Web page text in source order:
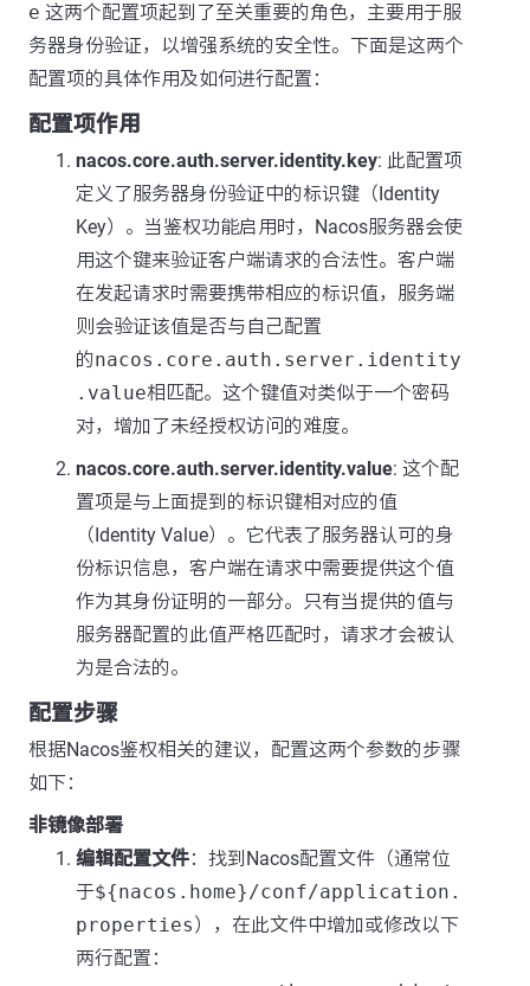
e 这两个配置项起到了至关重要的角色，主要用于服
务器身份验证，以增强系统的安全性。下面是这两个
配置项的具体作用及如何进行配置：
配置项作用
nacos.core.auth.server.identity.key: 此配置项
定义了服务器身份验证中的标识键（Identity
Key）。当鉴权功能启用时，Nacos服务器会使
用这个键来验证客户端请求的合法性。客户端
在发起请求时需要携带相应的标识值，服务端
则会验证该值是否与自己配置
的nacos.core.auth.server.identity
.value相匹配。这个键值对类似于一个密码
对，增加了未经授权访问的难度。
nacos.core.auth.server.identity.value: 这个配
置项是与上面提到的标识键相对应的值
（Identity Value）。它代表了服务器认可的身
份标识信息，客户端在请求中需要提供这个值
作为其身份证明的一部分。只有当提供的值与
服务器配置的此值严格匹配时，请求才会被认
为是合法的。
配置步骤
根据Nacos鉴权相关的建议，配置这两个参数的步骤
如下：
非镜像部署
编辑配置文件：找到Nacos配置文件（通常位
于${nacos.home}/conf/application.
properties），在此文件中增加或修改以下
两行配置：